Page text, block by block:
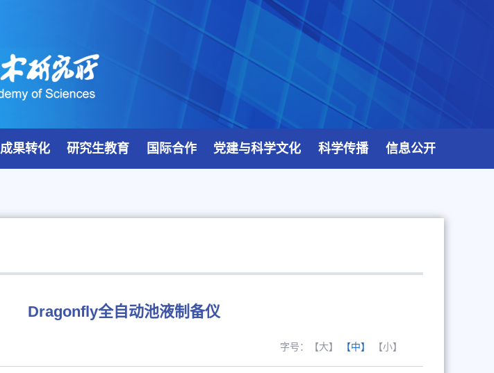
成果转化 研究生教育 国际合作 党建与科学文化 科学传播 信息公开
Dragonfly全自动池液制备仪
字号： 【大】 【中】 【小】